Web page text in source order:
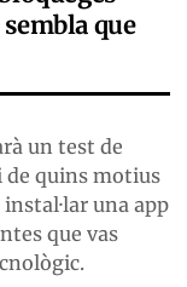
que
un test de
de quins motius
una app
que vas